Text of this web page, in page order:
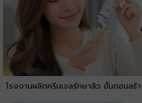
โรงงานผลิตครีมเจลรักษาสิว ขั้นตอนสร้